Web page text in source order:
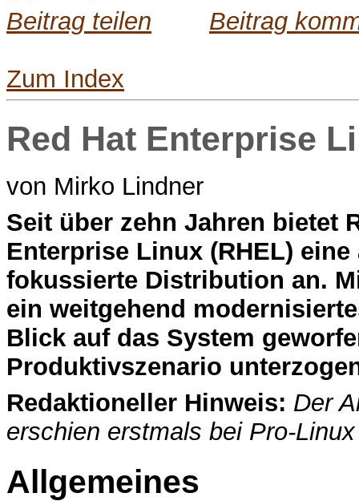
Beitrag teilen Beitrag
Zum Index
Red Hat Enterprise
von Mirko Lindner
Seit über zehn Jahren bietet
Enterprise Linux (RHEL)
fokussierte Distribution an.
ein weitgehend
Blick auf das System
Produktivszenario
Redaktioneller Hinweis: Der
erschien erstmals bei Pro-
Allgemeines